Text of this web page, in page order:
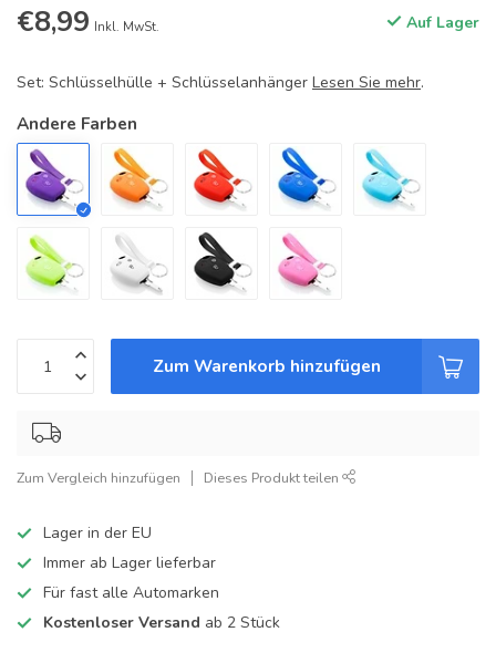
€8,99 Inkl. MwSt. Auf Lager
Set: Schlüsselhülle + Schlüsselanhänger Lesen Sie mehr.
Andere Farben
Zum Warenkorb hinzufügen
Zum Vergleich hinzufügen Dieses Produkt teilen
Lager in der EU
Immer ab Lager lieferbar
Für fast alle Automarken
Kostenloser Versand ab 2 Stück